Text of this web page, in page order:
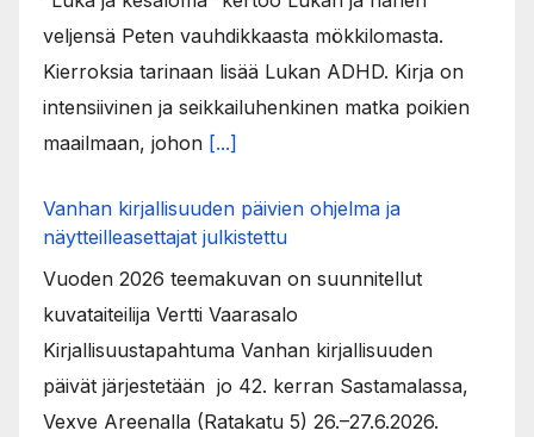
veljensä Peten vauhdikkaasta mökkilomasta.
Kierroksia tarinaan lisää Lukan ADHD. Kirja on
intensiivinen ja seikkailuhenkinen matka poikien
maailmaan, johon [...]
Vanhan kirjallisuuden päivien ohjelma ja
näytteilleasettajat julkistettu
Vuoden 2026 teemakuvan on suunnitellut
kuvataiteilija Vertti Vaarasalo
Kirjallisuustapahtuma Vanhan kirjallisuuden
päivät järjestetään jo 42. kerran Sastamalassa,
Vexve Areenalla (Ratakatu 5) 26.–27.6.2026.